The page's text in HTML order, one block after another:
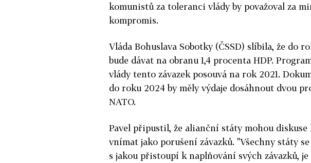
komunistů za toleranci vlády by považoval za
kompromis.
Vláda Bohuslava Sobotky (ČSSD) slíbila, že do
bude dávat na obranu 1,4 procenta HDP.
vlády tento závazek posouvá na rok 2021.
do roku 2024 by měly výdaje dosáhnout dvou
NATO.
Pavel připustil, že alianční státy mohou
vnímat jako porušení závazků. "Všechny státy
s jakou přistoupí k naplňování svých závazků,